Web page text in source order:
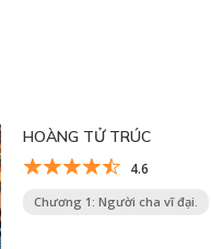
HOÀNG TỬ TRÚC
4.6
Chương 1: Người cha vĩ đại.